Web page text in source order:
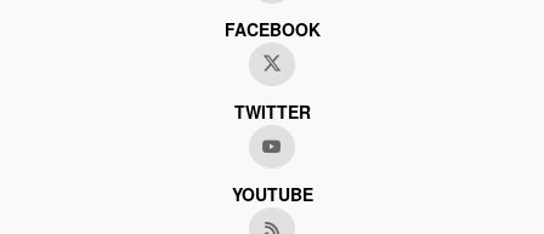
FACEBOOK
TWITTER
YOUTUBE